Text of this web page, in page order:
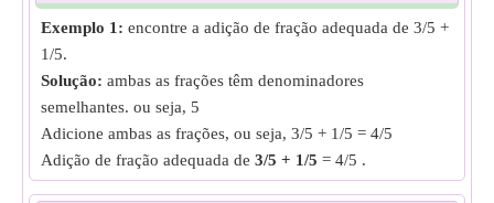
Exemplo 1: encontre a adição de fração adequada de 3/5 +
1/5.
Solução: ambas as frações têm denominadores
semelhantes. ou seja, 5
Adicione ambas as frações, ou seja, 3/5 + 1/5 = 4/5
Adição de fração adequada de 3/5 + 1/5 = 4/5 .